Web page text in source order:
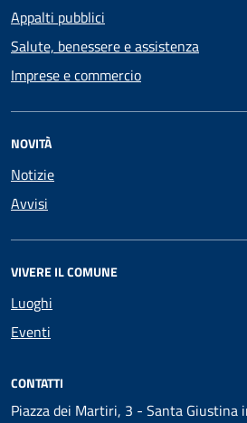
Appalti pubblici
Salute, benessere e assistenza
Imprese e commercio
NOVITÀ
Notizie
Avvisi
VIVERE IL COMUNE
Luoghi
Eventi
CONTATTI
Piazza dei Martiri, 3 - Santa Giustina